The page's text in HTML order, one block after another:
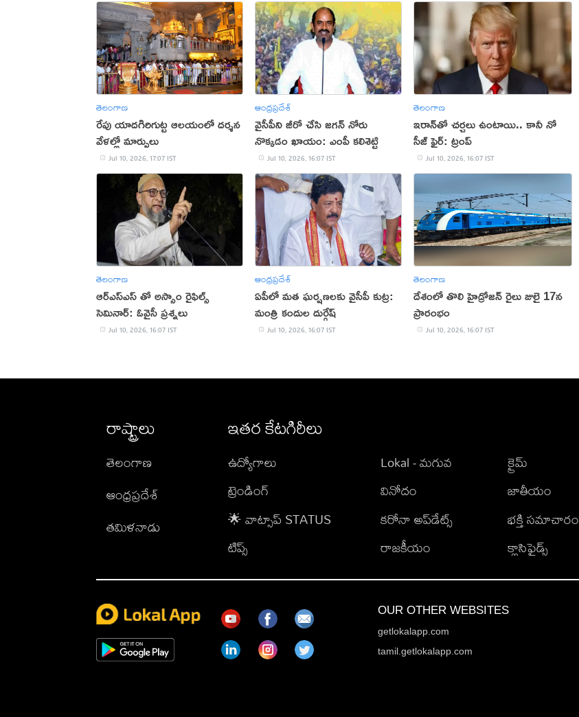
తెలంగాణ
రేపు యాదగిరిగుట్ట ఆలయంలో దర్శన
వేళల్లో మార్పులు
Jul 10, 2026, 17:07 IST
ఆంధ్రప్రదేశ్
వైసీపీని జీరో చేసి జగన్ నోరు
నొక్కడం ఖాయం: ఎంపీ కలిశెట్టి
Jul 10, 2026, 16:07 IST
తెలంగాణ
‌ఇరాన్‌తో చర్చలు ఉంటాయి.. కానీ నో
సీజ్ ఫైర్: ట్రంప్
Jul 10, 2026, 16:07 IST
తెలంగాణ
ఆర్ఎస్ఎస్ తో అస్సాం రైఫిల్స్
సెమినార్: ఓవైసీ ప్రశ్నలు
Jul 10, 2026, 16:07 IST
ఆంధ్రప్రదేశ్
ఏపీలో మత ఘర్షణలకు వైసీపీ కుట్ర:
మంత్రి కందుల దుర్గేష్
Jul 10, 2026, 16:07 IST
తెలంగాణ
దేశంలో తొలి హైడ్రోజన్ రైలు జులై 17న
ప్రారంభం
Jul 10, 2026, 16:07 IST
రాష్ట్రాలు
తెలంగాణ
ఆంధ్రప్రదేశ్
తమిళనాడు
ఇతర కేటగిరీలు
ఉద్యోగాలు
ట్రెండింగ్
🌟 వాట్సాప్ STATUS
టిప్స్
Lokal - మగువ
వినోదం
కరోనా అప్‌డేట్స్
రాజకీయం
క్రైమ్
జాతీయం
భక్తి సమాచారం
క్లాసిఫైడ్స్
OUR OTHER WEBSITES
getlokalapp.com
tamil.getlokalapp.com